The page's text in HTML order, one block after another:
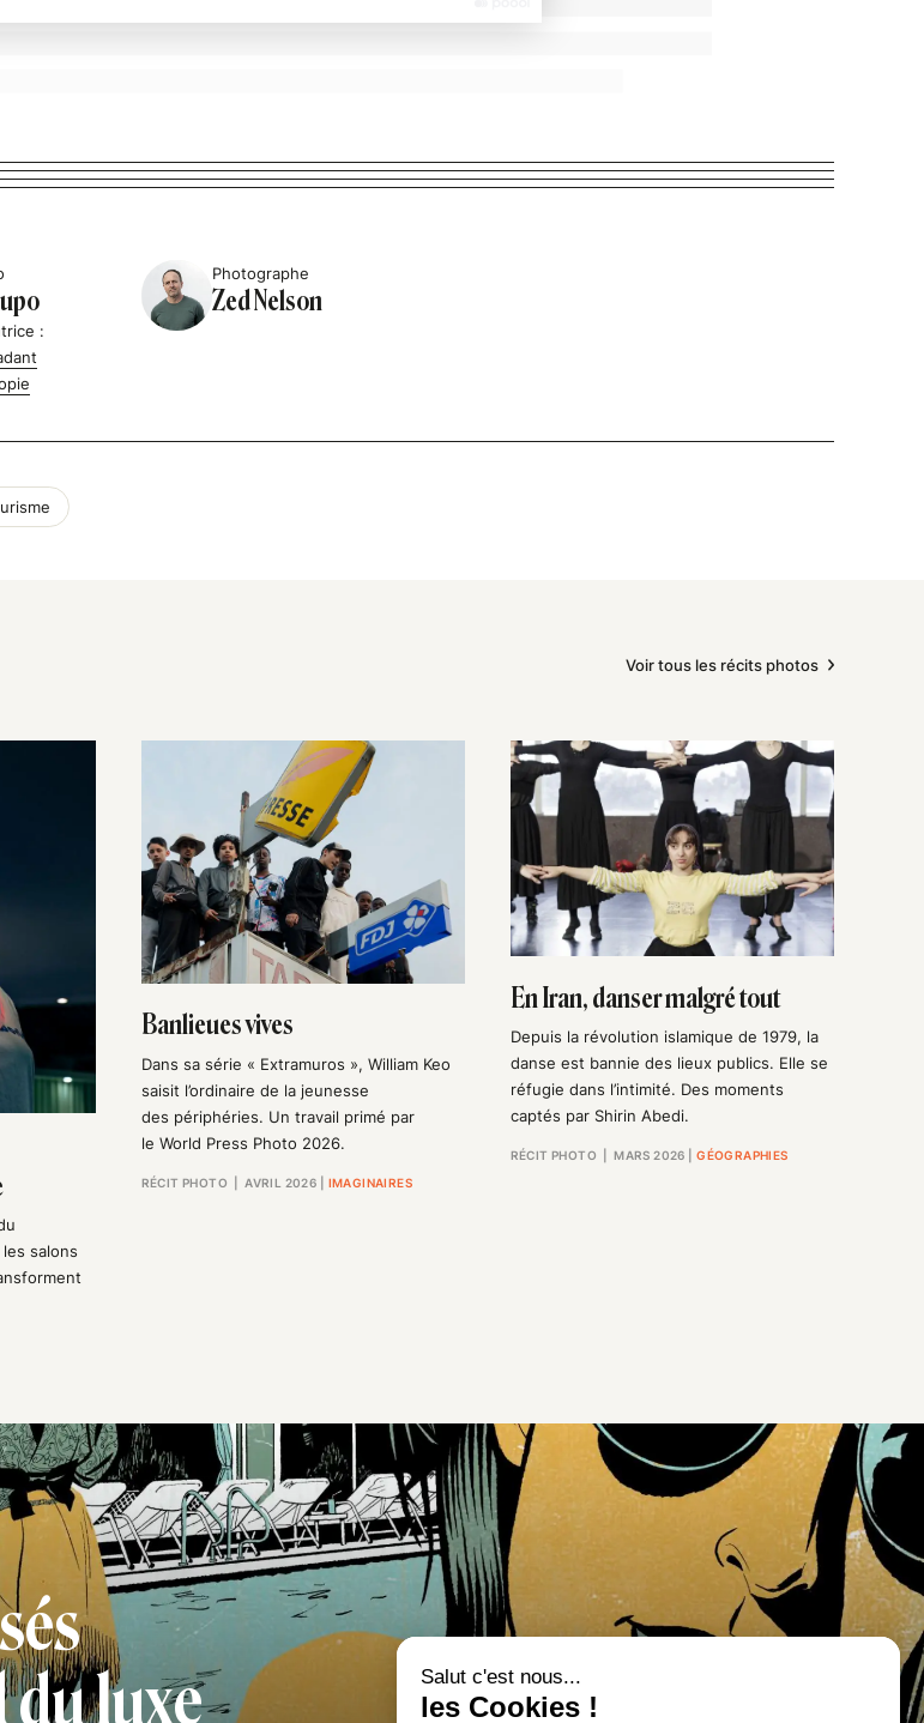
:
Photographe
Zed Nelson
Voir tous les récits photos
salons
Banlieues vives
Dans sa série « Extramuros », William Keo
saisit l’ordinaire de la jeunesse
des périphéries. Un travail primé par
le World Press Photo 2026.
RÉCIT PHOTO | AVRIL 2026 IMAGINAIRES
En Iran, danser malgré tout
Depuis la révolution islamique de 1979, la
danse est bannie des lieux publics. Elle se
réfugie dans l’intimité. Des moments
captés par Shirin Abedi.
RÉCIT PHOTO | MARS 2026 |GÉOGRAPHIES
luxe